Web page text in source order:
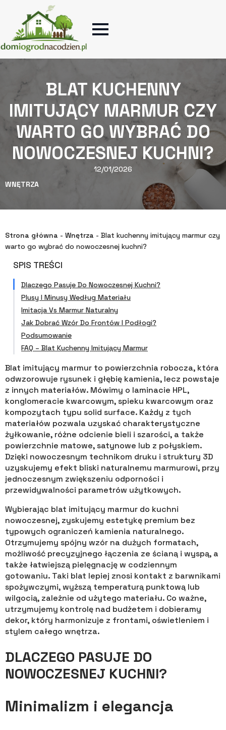
BLAT KUCHENNY
IMITUJĄCY MARMUR CZY
WARTO GO WYBRAĆ DO
NOWOCZESNEJ KUCHNI?
12/01/2026
WNĘTRZA
Strona główna - Wnętrza - Blat kuchenny imitujący marmur czy
warto go wybrać do nowoczesnej kuchni?
SPIS TREŚCI
Dlaczego Pasuje Do Nowoczesnej Kuchni?
Plusy I Minusy Według Materiału
Imitacja Vs Marmur Naturalny
Jak Dobrać Wzór Do Frontów I Podłogi?
Podsumowanie
FAQ – Blat Kuchenny Imitujący Marmur
Blat imitujący marmur to powierzchnia robocza, która
odwzorowuje rysunek i głębię kamienia, lecz powstaje
z innych materiałów. Mówimy o laminacie HPL,
konglomeracie kwarcowym, spieku kwarcowym oraz
kompozytach typu solid surface. Każdy z tych
materiałów pozwala uzyskać charakterystyczne
żyłkowanie, różne odcienie bieli i szarości, a także
powierzchnie matowe, satynowe lub z połyskiem.
Dzięki nowoczesnym technikom druku i struktury 3D
uzyskujemy efekt bliski naturalnemu marmurowi, przy
jednoczesnym zwiększeniu odporności i
przewidywalności parametrów użytkowych.
Wybierając blat imitujący marmur do kuchni
nowoczesnej, zyskujemy estetykę premium bez
typowych ograniczeń kamienia naturalnego.
Otrzymujemy spójny wzór na dużych formatach,
możliwość precyzyjnego łączenia ze ścianą i wyspą, a
także łatwiejszą pielęgnację w codziennym
gotowaniu. Taki blat lepiej znosi kontakt z barwnikami
spożywczymi, wyższą temperaturą punktową lub
wilgocią, zależnie od użytego materiału. Co ważne,
utrzymujemy kontrolę nad budżetem i dobieramy
dekor, który harmonizuje z frontami, oświetleniem i
stylem całego wnętrza.
DLACZEGO PASUJE DO
NOWOCZESNEJ KUCHNI?
Minimalizm i elegancja